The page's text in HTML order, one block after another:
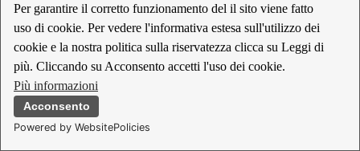
Per garantire il corretto funzionamento del il sito viene fatto
uso di cookie. Per vedere l'informativa estesa sull'utilizzo dei
cookie e la nostra politica sulla riservatezza clicca su Leggi di
più. Cliccando su Acconsento accetti l'uso dei cookie.
Più informazioni
Acconsento
Powered by WebsitePolicies
Inverter per impianti fotovoltaici
Kit per impianti fotovoltaici
Moduli fotovoltaici
Sistemi di monitoraggio per impianti fotovoltaici
Strumenti di collaudo e configurazione per impianti
fotovoltaici
Supporti per impianti fotovoltaici
Geotermia